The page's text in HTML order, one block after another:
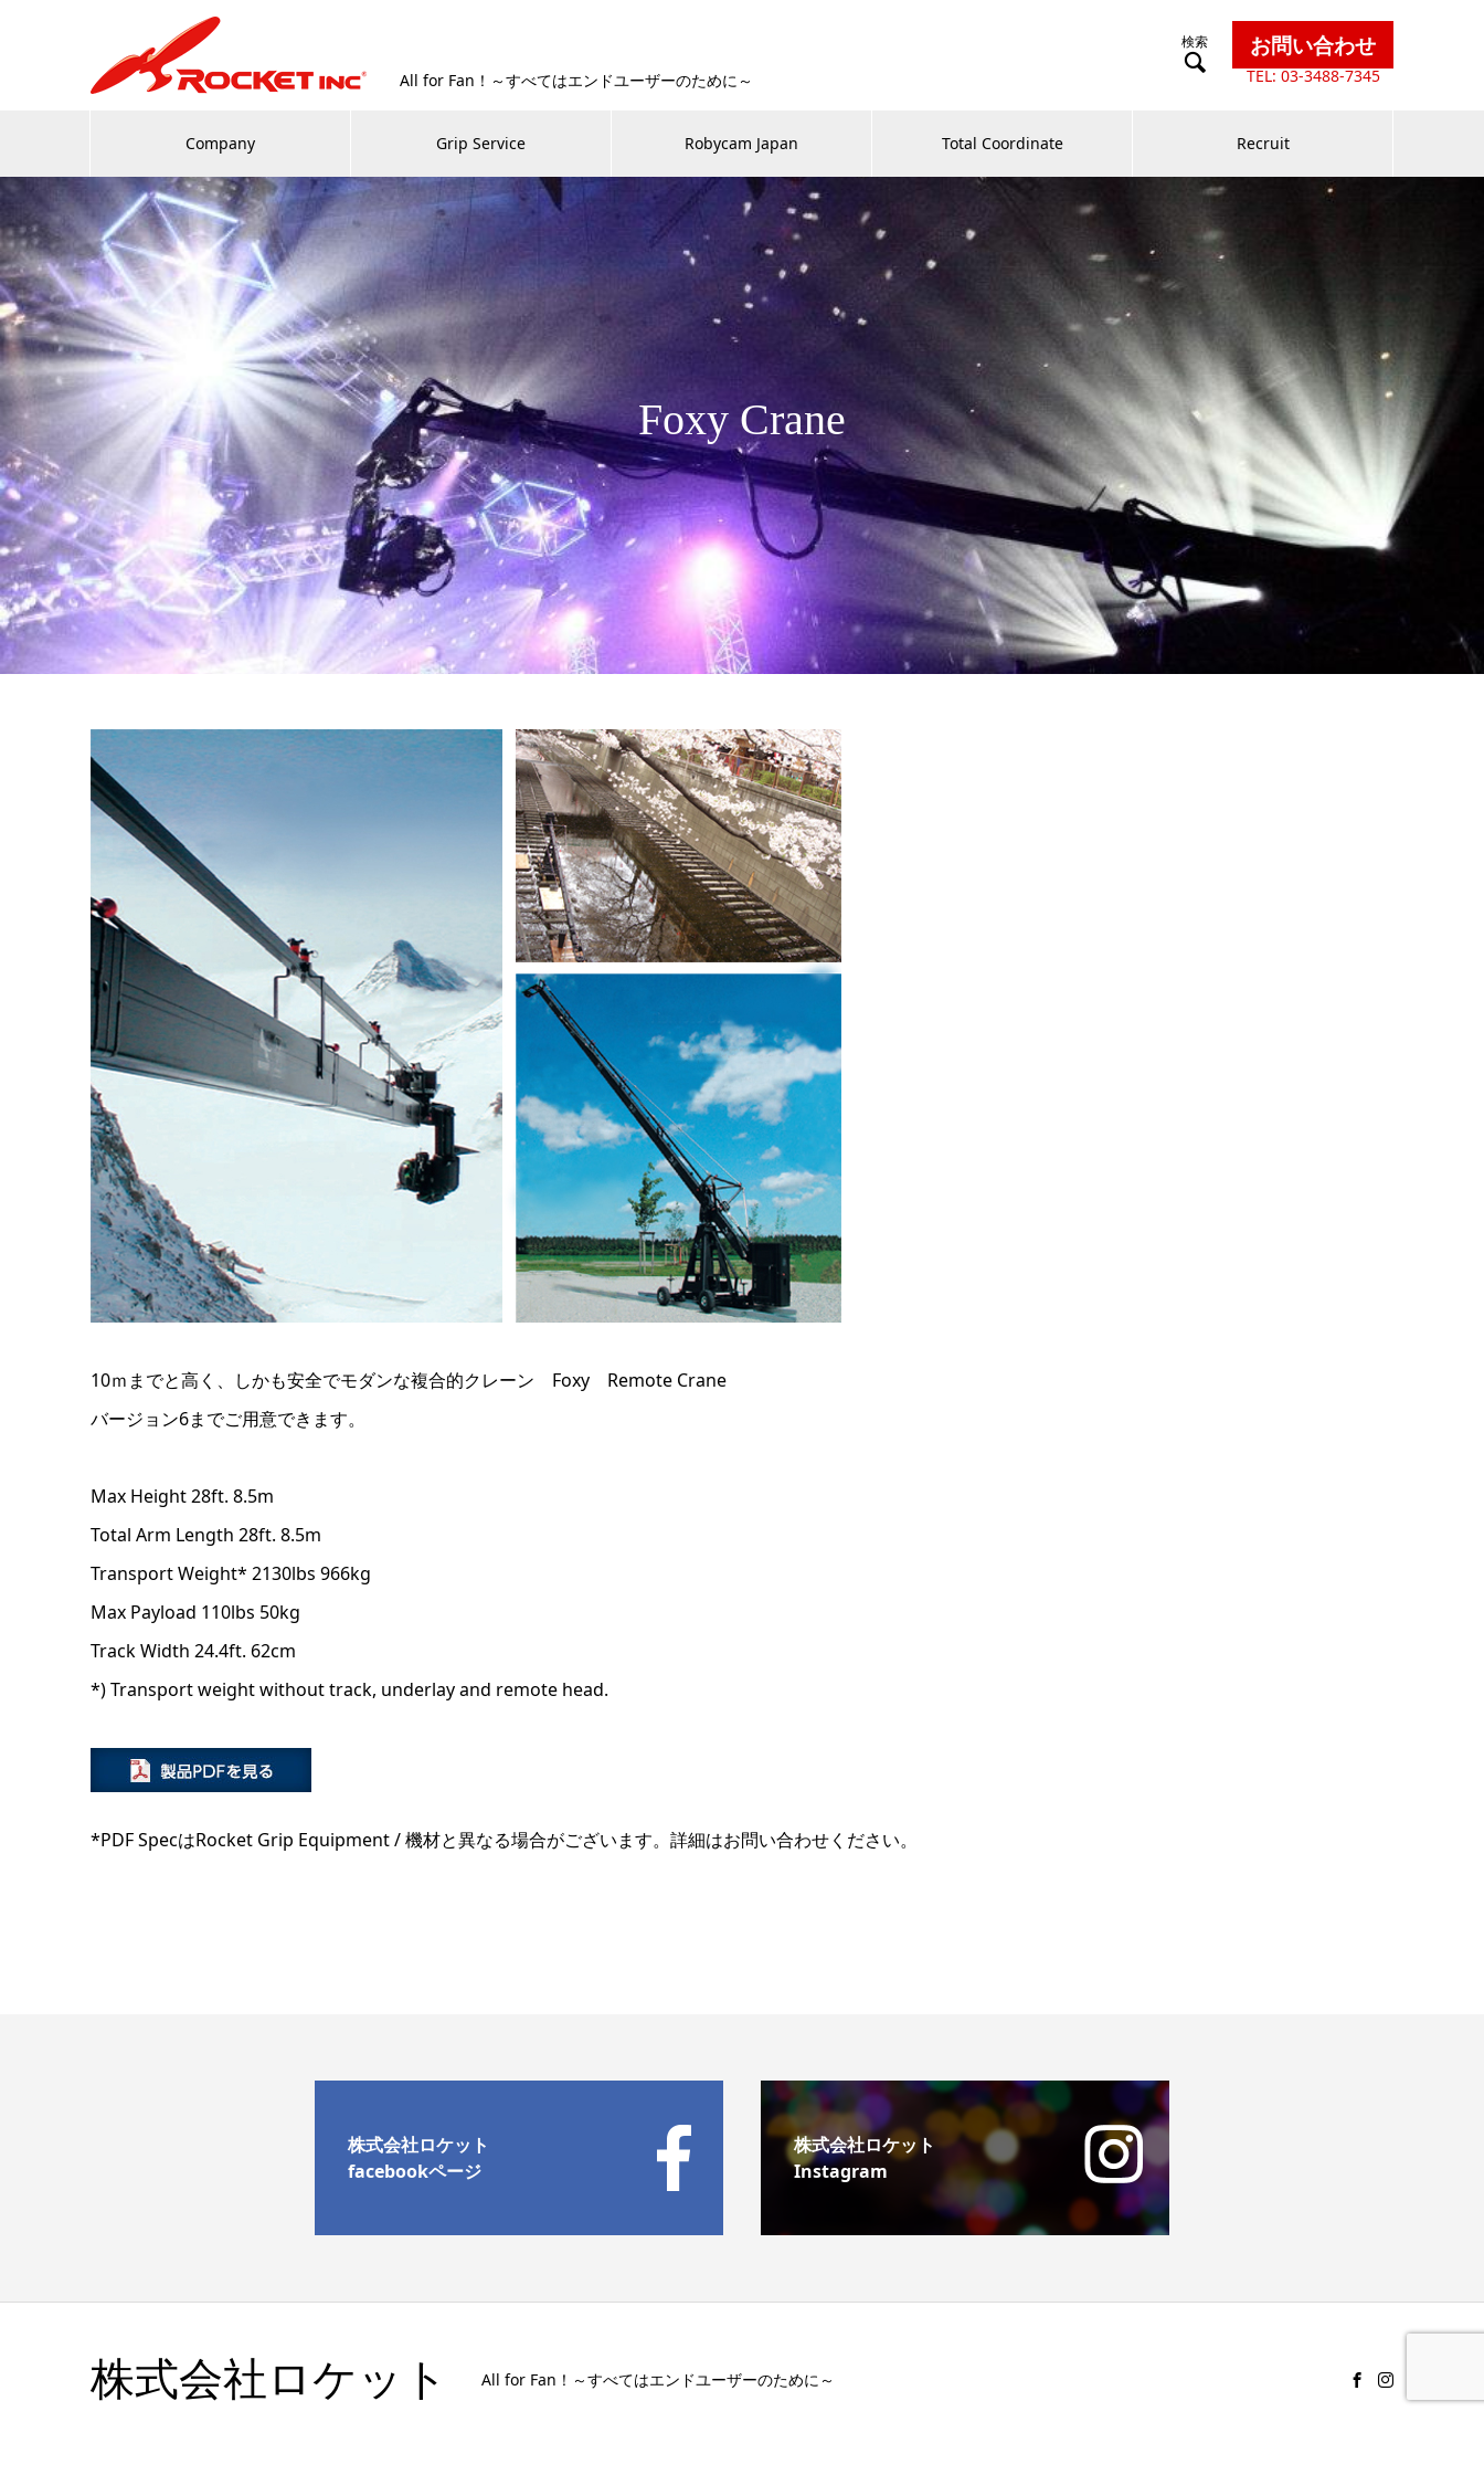
All for Fan！～すべてはエンドユーザーのために～

お問い合わせ
TEL: 03-3488-7345
Company Grip Service Robycam Japan Total Coordinate Recruit
Foxy Crane
10ｍまでと高く、しかも安全でモダンな複合的クレーン Foxy Remote Crane
バージョン6までご用意できます。
Max Height 28ft. 8.5m
Total Arm Length 28ft. 8.5m
Transport Weight* 2130lbs 966kg
Max Payload 110lbs 50kg
Track Width 24.4ft. 62cm
*) Transport weight without track, underlay and remote head.
*PDF SpecはRocket Grip Equipment / 機材と異なる場合がございます。詳細はお問い合わせください。
株式会社ロケット
facebookページ
株式会社ロケット
Instagram
株式会社ロケット All for Fan！～すべてはエンドユーザーのために～